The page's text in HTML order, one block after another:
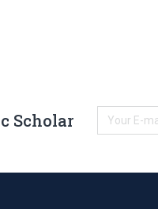
Scholar